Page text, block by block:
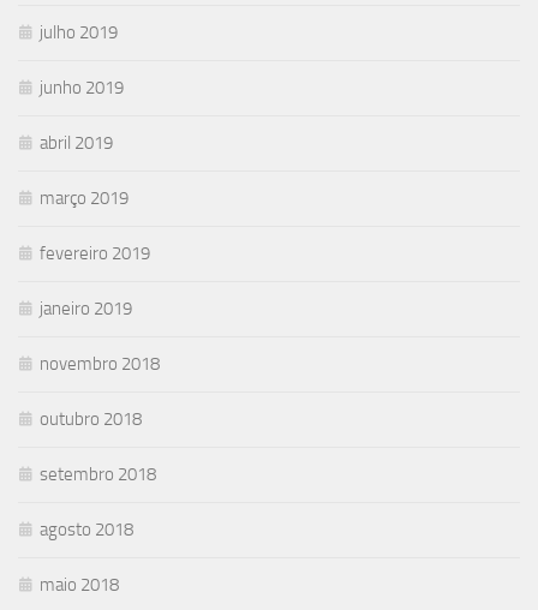
julho 2019
junho 2019
abril 2019
março 2019
fevereiro 2019
janeiro 2019
novembro 2018
outubro 2018
setembro 2018
agosto 2018
maio 2018